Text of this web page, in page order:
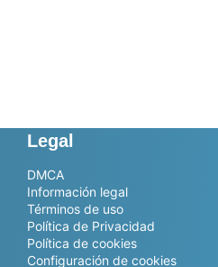
Legal
DMCA
Información legal
Términos de uso
Política de Privacidad
Política de cookies
Configuración de cookies